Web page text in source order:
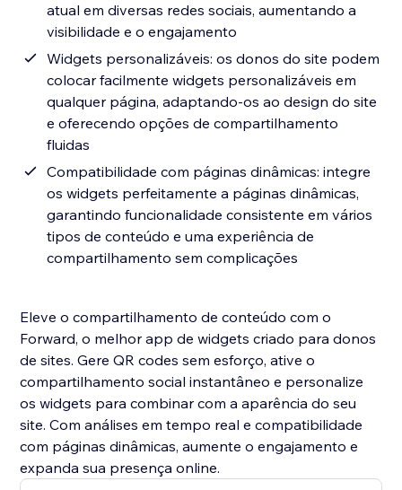
atual em diversas redes sociais, aumentando a
visibilidade e o engajamento
Widgets personalizáveis: os donos do site podem
colocar facilmente widgets personalizáveis em
qualquer página, adaptando-os ao design do site
e oferecendo opções de compartilhamento
fluidas
Compatibilidade com páginas dinâmicas: integre
os widgets perfeitamente a páginas dinâmicas,
garantindo funcionalidade consistente em vários
tipos de conteúdo e uma experiência de
compartilhamento sem complicações
Eleve o compartilhamento de conteúdo com o
Forward, o melhor app de widgets criado para donos
de sites. Gere QR codes sem esforço, ative o
compartilhamento social instantâneo e personalize
os widgets para combinar com a aparência do seu
site. Com análises em tempo real e compatibilidade
com páginas dinâmicas, aumente o engajamento e
expanda sua presença online.